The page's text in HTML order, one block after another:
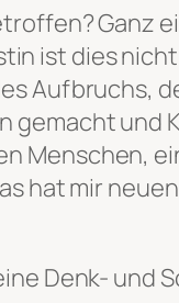
Ganz
ist dies
Aufbruchs,
gemacht und
Menschen,
hat mir
Denk- und